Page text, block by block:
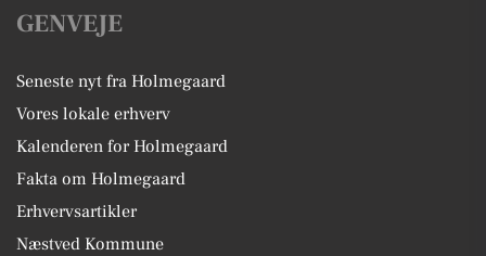
GENVEJE
Seneste nyt fra Holmegaard
Vores lokale erhverv
Kalenderen for Holmegaard
Fakta om Holmegaard
Erhvervsartikler
Næstved Kommune